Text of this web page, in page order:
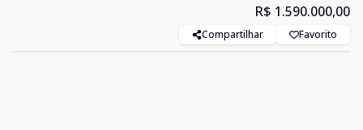
R$ 1.590.000,00
Compartilhar Favorito